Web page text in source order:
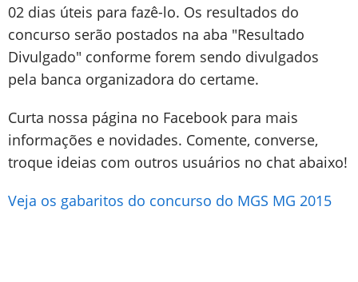
02 dias úteis para fazê-lo. Os resultados do
concurso serão postados na aba "Resultado
Divulgado" conforme forem sendo divulgados
pela banca organizadora do certame.
Curta nossa página no Facebook para mais
informações e novidades. Comente, converse,
troque ideias com outros usuários no chat abaixo!
Veja os gabaritos do concurso do MGS MG 2015